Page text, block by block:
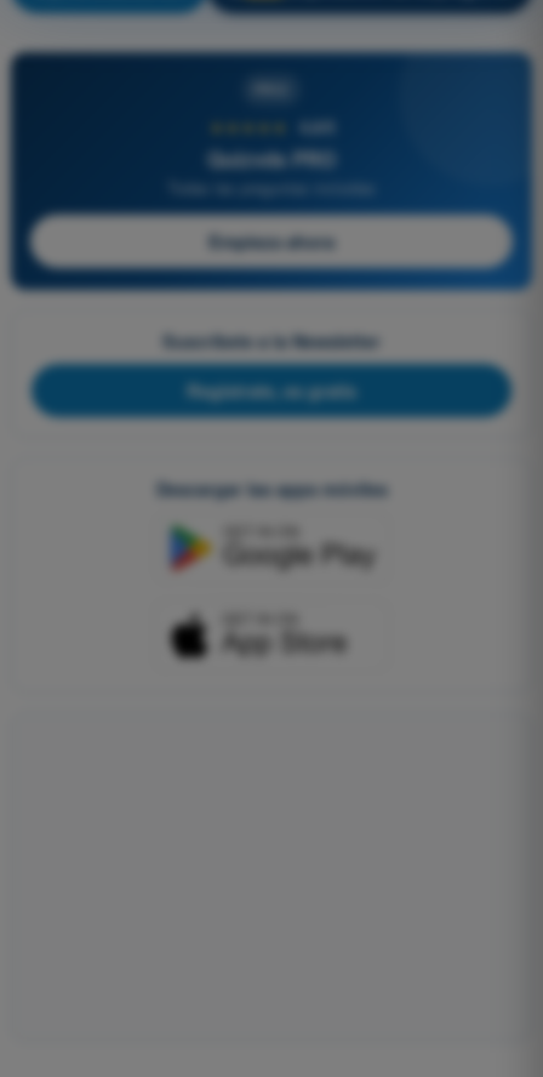
4,6/5
Quizvds PRO
Empieza ahora
Suscríbete a la Newsletter
Regístrate, es gratis
Descargar las apps móviles